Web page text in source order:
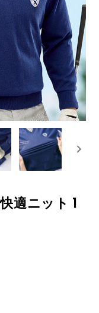
適ニット 1